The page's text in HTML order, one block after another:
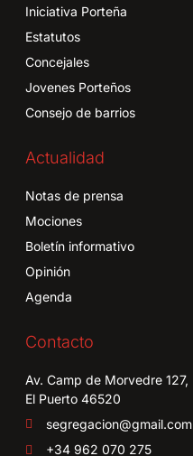
Iniciativa Porteña
Estatutos
Concejales
Jovenes Porteños
Consejo de barrios
Actualidad
Notas de prensa
Mociones
Boletín informativo
Opinión
Agenda
Contacto
Av. Camp de Morvedre 127,
El Puerto 46520
segregacion@gmail.com
+34 962 070 275